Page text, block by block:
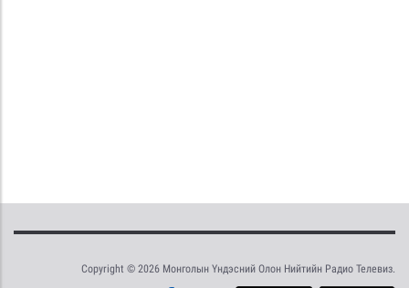
Copyright © 2026 Монголын Үндэсний Олон Нийтийн Радио Телевиз.